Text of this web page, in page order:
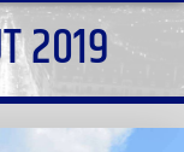
2019